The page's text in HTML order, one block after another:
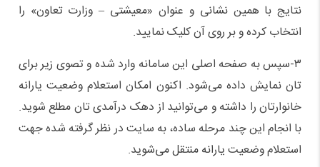
نتایج با همین نشانی و عنوان «معیشتی – وزارت تعاون» را
انتخاب کرده و بر روی آن کلیک نمایید.
۳-سپس به صفحه اصلی این سامانه وارد شده و تصوی زیر برای
تان نمایش داده می‌شود. اکنون امکان استعلام وضعیت یارانه
خانوارتان را داشته و می‌توانید از دهک درآمدی تان مطلع شوید.
با انجام این چند مرحله ساده، به سایت در نظر گرفته شده جهت
استعلام وضعیت یارانه منتقل می‌شوید.